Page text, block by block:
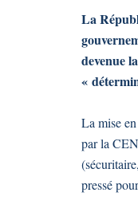
La
devenue
«
La mise
par la
pressé